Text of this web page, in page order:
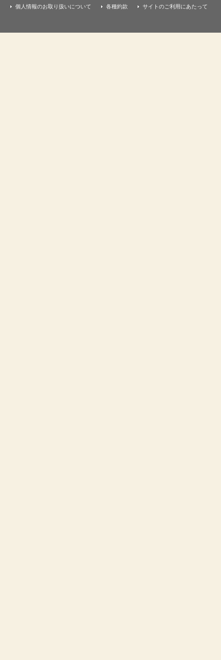
個人情報のお取り扱いについて 各種約款 サイトのご利用にあたって